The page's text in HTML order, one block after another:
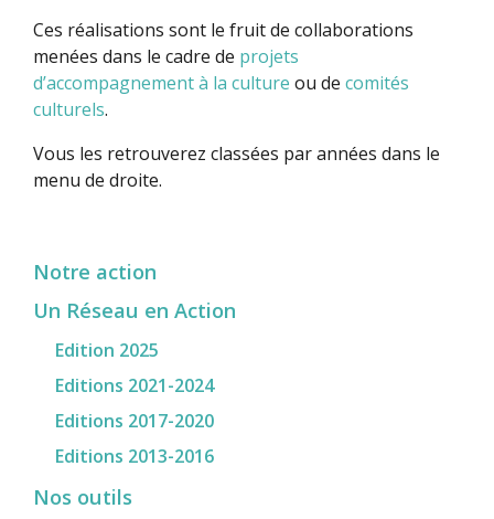
Ces réalisations sont le fruit de collaborations
menées dans le cadre de projets
d’accompagnement à la culture ou de comités
culturels.
Vous les retrouverez classées par années dans le
menu de droite.
Notre action
Un Réseau en Action
Edition 2025
Editions 2021-2024
Editions 2017-2020
Editions 2013-2016
Nos outils